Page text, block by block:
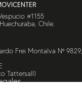
#1155
Chile.
Frei Montalva Nº
Tattersall)